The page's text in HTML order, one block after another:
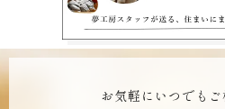
お気軽にいつでも